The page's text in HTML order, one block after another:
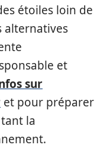
étoiles loin de
alternatives
et
sur
et pour préparer
la